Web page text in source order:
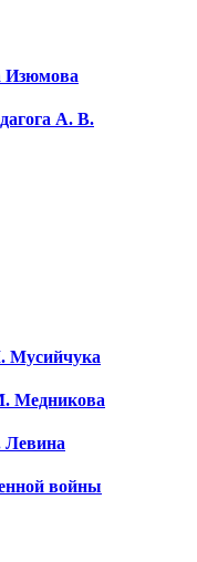
Изюмова
А. В.
Мусийчука
Медникова
Левина
войны